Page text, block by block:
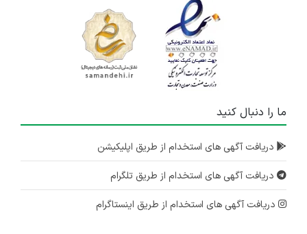
ما را دنبال کنید
دریافت آگهی های استخدام از طریق اپلیکیشن
دریافت آگهی های استخدام از طریق تلگرام
دریافت آگهی های استخدام از طریق اینستاگرام